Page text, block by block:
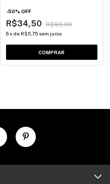
-50% OFF
R$34,50 R$69,00
6 x de R$5,75 sem juros
COMPRAR